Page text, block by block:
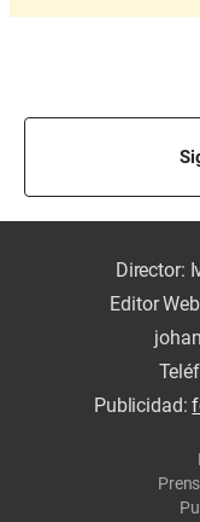
Director:
Editor
Publicidad: